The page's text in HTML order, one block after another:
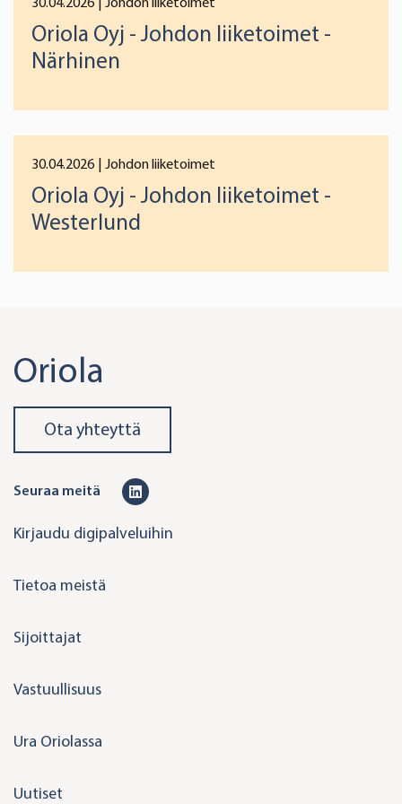
We use cookies to offer you a better user experience,
analyse traffic and for advertising. You may change your
preferences below or at any time later.
Oriola Oyj - Johdon liiketoimet -
Närhinen
30.04.2026 | Johdon liiketoimet
Oriola Oyj - Johdon liiketoimet -
Westerlund
Oriola
Ota yhteyttä
Seuraa meitä
n
Kirjaudu digipalveluihin
Tietoa meistä
Sijoittajat
Vastuullisuus
Ura Oriolassa
Uutiset